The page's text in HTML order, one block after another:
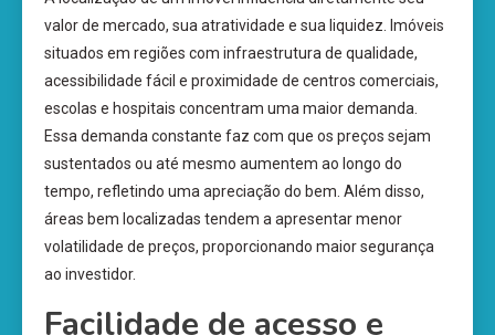
valor de mercado, sua atratividade e sua liquidez. Imóveis
situados em regiões com infraestrutura de qualidade,
acessibilidade fácil e proximidade de centros comerciais,
escolas e hospitais concentram uma maior demanda.
Essa demanda constante faz com que os preços sejam
sustentados ou até mesmo aumentem ao longo do
tempo, refletindo uma apreciação do bem. Além disso,
áreas bem localizadas tendem a apresentar menor
volatilidade de preços, proporcionando maior segurança
ao investidor.
Facilidade de acesso e